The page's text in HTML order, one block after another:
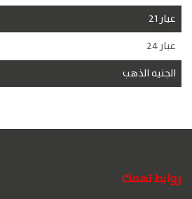
عيار 21
عيار 24
الجنيه الذهب
روابط تهمك